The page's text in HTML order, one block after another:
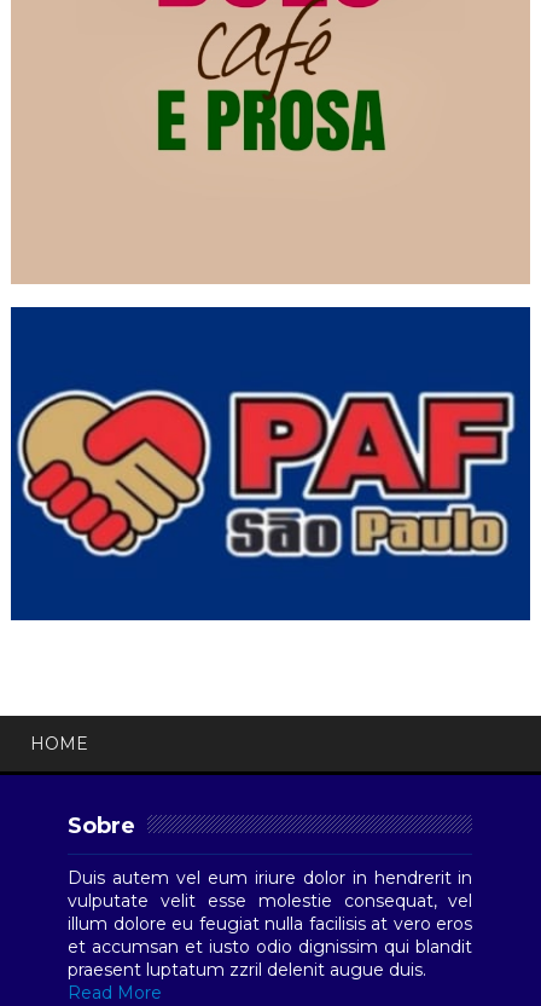
HOME
Sobre
Duis autem vel eum iriure dolor in hendrerit in
vulputate velit esse molestie consequat, vel
illum dolore eu feugiat nulla facilisis at vero eros
et accumsan et iusto odio dignissim qui blandit
praesent luptatum zzril delenit augue duis.
Read More